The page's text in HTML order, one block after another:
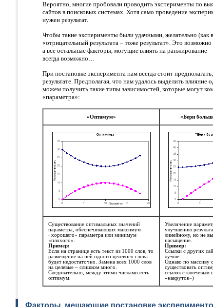
Вероятно, многие пробовали проводить эксперименты по
сайтов в поисковых системах. Хотя само проведение
нужен результат.
Чтобы такие эксперименты были удачными, желательно (как
«отрицательный результата – тоже результат». Это
а все остальные факторы, могущие влиять на
всегда возможно…
При постановке эксперимента нам всегда стоит
результате. Предполагая, что нам удалось выделить
можем получить такие типы зависимостей, которые могут
«параметра»:
«Оптимум» «Бери
Существование оптимальных значений
параметра, обеспечивающих максимум
«хорошего» параметра или минимум
«плохого».
Пример:
Если на странице есть текст из 1000 слов, то
размещение на ней одного целевого слова –
будет недостаточно. Замена всех 1000 слов
на целевые – слишком много.
Следовательно, между этими числами есть
оптимум.
Увеличение
улучшению
линейному, но не
насыщение.
Пример:
Ссылки с других
лучше.
Однако по массиву
существовать
ссылок с ключевым
«накруток»)
Факторы, мешающие постановке